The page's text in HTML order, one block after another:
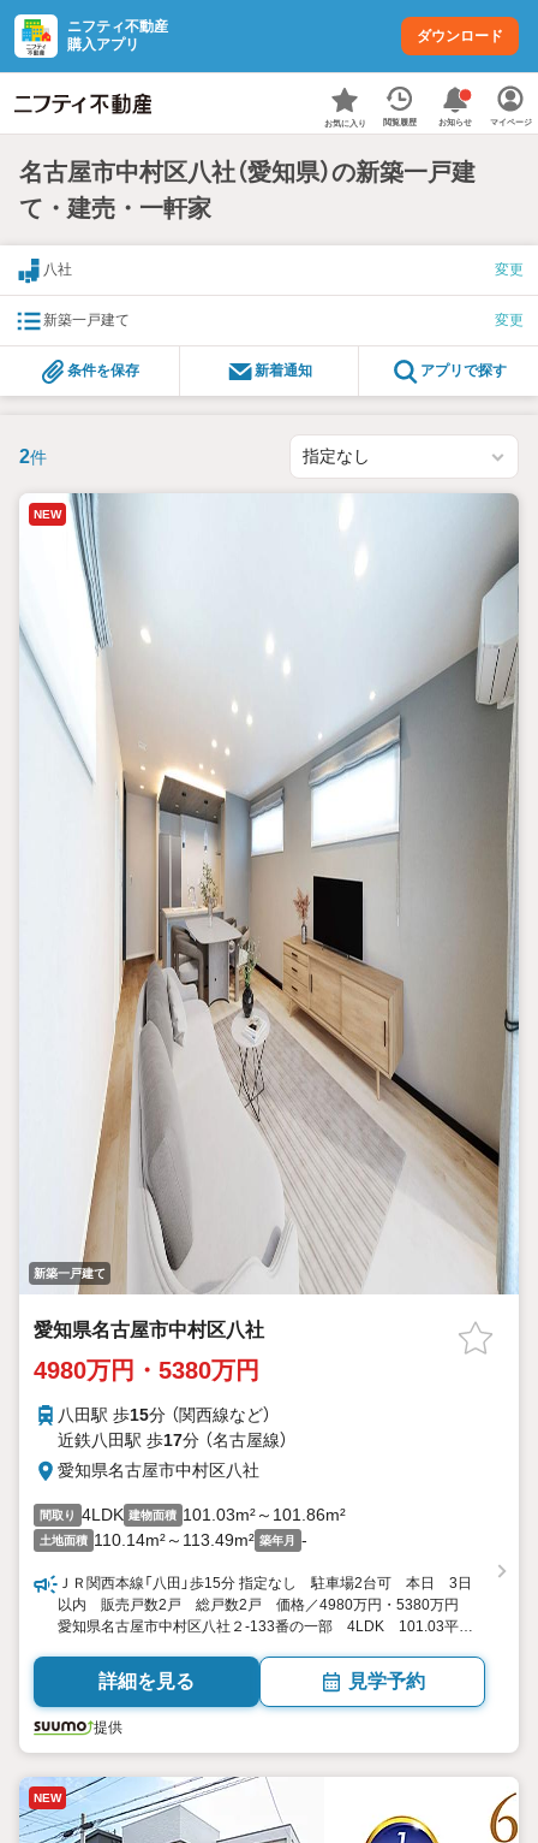
ニフティ不動産
購入アプリ
ダウンロード
お気に入り 閲覧履歴 お知らせ マイページ
名古屋市中村区八社（愛知県）の新築一戸建
て・建売・一軒家
八社 変更
新築一戸建て 変更
条件を保存 新着通知 アプリで探す
2件
NEW
新築一戸建て
愛知県名古屋市中村区八社
4980万円・5380万円
八田駅 歩15分 （関西線など）
近鉄八田駅 歩17分 （名古屋線）
愛知県名古屋市中村区八社
間取り 4LDK 建物面積 101.03m²～101.86m²
土地面積 110.14m²～113.49m² 築年月 -
ＪＲ関西本線「八田」歩15分 指定なし 駐車場2台可 本日 3日
以内 販売戸数2戸 総戸数2戸 価格／4980万円・5380万円
愛知県名古屋市中村区八社２-133番の一部 4LDK 101.03平
詳細を見る 見学予約
提供
NEW